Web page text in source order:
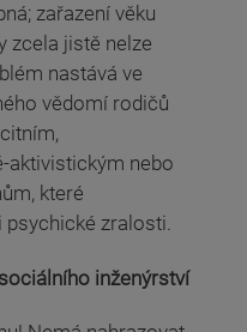
zařazení věku
zcela jistě nelze
nastává ve
vědomí rodičů
aktivistickým nebo
které
psychické zralosti.
inženýrství